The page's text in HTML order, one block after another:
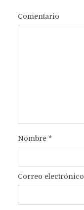
Comentario
Nombre *
Correo electrónico